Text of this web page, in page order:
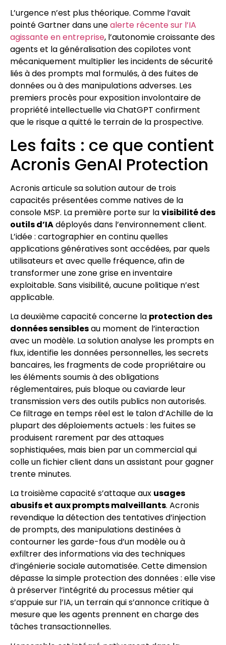
L’urgence n’est plus théorique. Comme l’avait
pointé Gartner dans unealerte récente sur l’IA
agissante en entreprise, l’autonomie croissante des
agents et la généralisation des copilotes vont
mécaniquement multiplier les incidents de sécurité
liés à des prompts mal formulés, à des fuites de
données ou à des manipulations adverses. Les
premiers procès pour exposition involontaire de
propriété intellectuelle via ChatGPT confirment
que le risque a quitté le terrain de la prospective.
Les faits : ce que contient
Acronis GenAI Protection
Acronis articule sa solution autour de trois
capacités présentées comme natives de la
console MSP. La première porte sur lavisibilité des
outils d’IAdéployés dans l’environnement client.
L’idée : cartographier en continu quelles
applications génératives sont accédées, par quels
utilisateurs et avec quelle fréquence, afin de
transformer une zone grise en inventaire
exploitable. Sans visibilité, aucune politique n’est
applicable.
La deuxième capacité concerne la protection des
données sensiblesau moment de l’interaction
avec un modèle. La solution analyse les prompts en
flux, identifie les données personnelles, les secrets
bancaires, les fragments de code propriétaire ou
les éléments soumis à des obligations
réglementaires, puis bloque ou caviarde leur
transmission vers des outils publics non autorisés.
Ce filtrage en temps réel est le talon d’Achille de la
plupart des déploiements actuels : les fuites se
produisent rarement par des attaques
sophistiquées, mais bien par un commercial qui
colle un fichier client dans un assistant pour gagner
trente minutes.
La troisième capacité s’attaque aux usages
abusifs et aux prompts malveillants. Acronis
revendique la détection des tentatives d’injection
de prompts, des manipulations destinées à
contourner les garde-fous d’un modèle ou à
exfiltrer des informations via des techniques
d’ingénierie sociale automatisée. Cette dimension
dépasse la simple protection des données : elle vise
à préserver l’intégrité du processus métier qui
s’appuie sur l’IA, un terrain qui s’annonce critique à
mesure que les agents prennent en charge des
tâches transactionnelles.